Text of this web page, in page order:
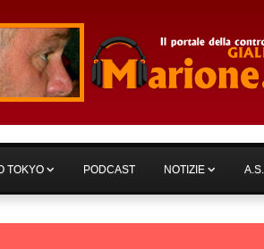
TOKYO PODCAST NOTIZIE